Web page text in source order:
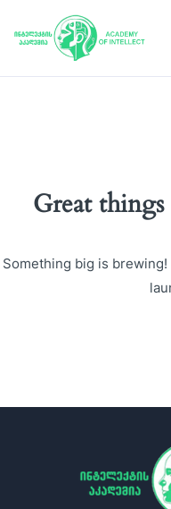
Great
Something big is